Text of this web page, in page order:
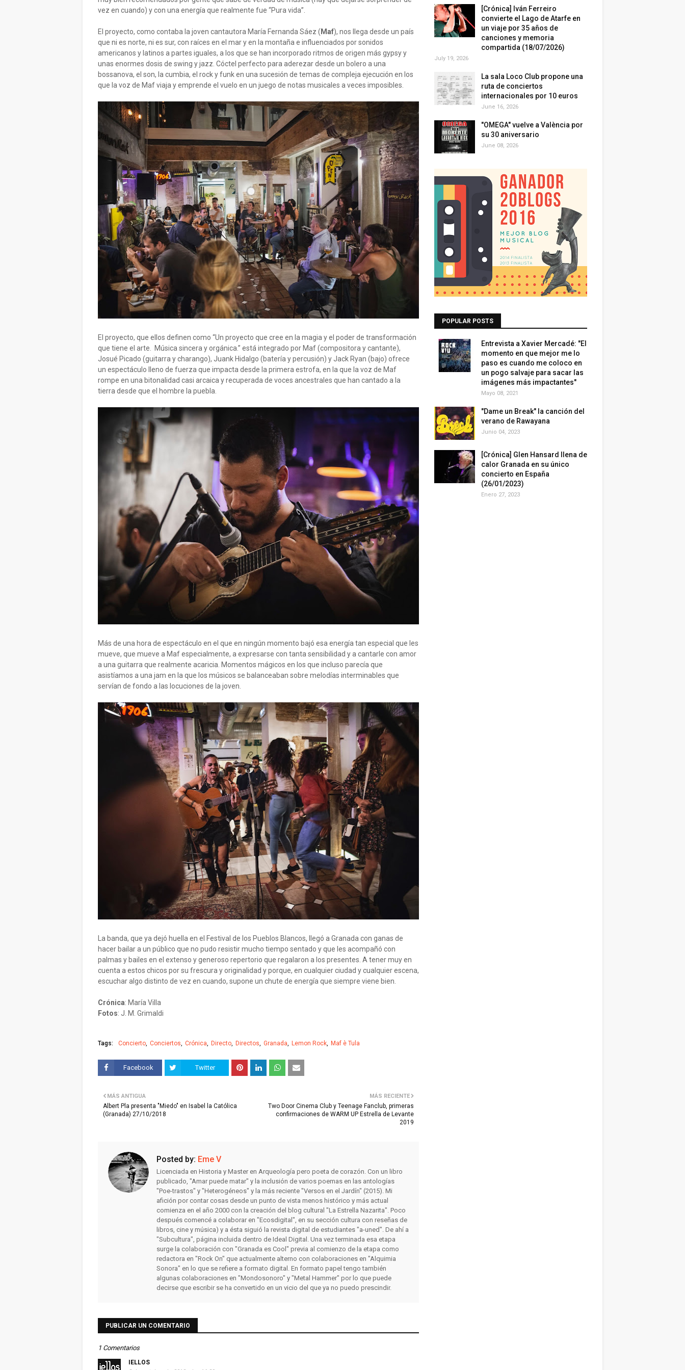
vez en cuando) y con una energía que realmente fue “Pura vida”.
El proyecto, como contaba la joven cantautora María Fernanda Sáez ( Maf), nos llega desde un país
que ni es norte, ni es sur, con raíces en el mar y en la montaña e influenciados por sonidos
americanos y latinos a partes iguales, a los que se han incorporado ritmos de origen más gypsy y
unas enormes dosis de swing y jazz. Cóctel perfecto para aderezar desde un bolero a una
bossanova, el son, la cumbia, el rock y funk en una sucesión de temas de compleja ejecución en los
que la voz de Maf viaja y emprende el vuelo en un juego de notas musicales a veces imposibles.
El proyecto, que ellos definen como “Un proyecto que cree en la magia y el poder de transformación
que tiene el arte. Música sincera y orgánica.” está integrado por Maf (compositora y cantante),
Josué Picado (guitarra y charango), Juank Hidalgo (batería y percusión) y Jack Ryan (bajo) ofrece
un espectáculo lleno de fuerza que impacta desde la primera estrofa, en la que la voz de Maf
rompe en una bitonalidad casi arcaica y recuperada de voces ancestrales que han cantado a la
tierra desde que el hombre la puebla.
Más de una hora de espectáculo en el que en ningún momento bajó esa energía tan especial que les
mueve, que mueve a Maf especialmente, a expresarse con tanta sensibilidad y a cantarle con amor
a una guitarra que realmente acaricia. Momentos mágicos en los que incluso parecía que
asistíamos a una jam en la que los músicos se balanceaban sobre melodías interminables que
servían de fondo a las locuciones de la joven.
La banda, que ya dejó huella en el Festival de los Pueblos Blancos, llegó a Granada con ganas de
hacer bailar a un público que no pudo resistir mucho tiempo sentado y que les acompañó con
palmas y bailes en el extenso y generoso repertorio que regalaron a los presentes. A tener muy en
cuenta a estos chicos por su frescura y originalidad y porque, en cualquier ciudad y cualquier escena,
escuchar algo distinto de vez en cuando, supone un chute de energía que siempre viene bien.
Crónica: María Villa
Fotos: J. M. Grimaldi
Tags: Concierto Conciertos Crónica Directo Directos Granada Lemon Rock Maf è Tula
Facebook Twitter
MÁS RECIENTE
Two Door Cinema Club y Teenage Fanclub, primeras
confirmaciones de WARM UP Estrella de Levante
2019
MÁS ANTIGUA
Albert Pla presenta "Miedo" en Isabel la Católica
(Granada) 27/10/2018
Posted by: Eme V
Licenciada en Historia y Master en Arqueología pero poeta de corazón. Con un libro
publicado, "Amar puede matar" y la inclusión de varios poemas en las antologías
"Poe-trastos" y "Heterogéneos" y la más reciente "Versos en el Jardín" (2015). Mi
afición por contar cosas desde un punto de vista menos histórico y más actual
comienza en el año 2000 con la creación del blog cultural "La Estrella Nazarita". Poco
después comencé a colaborar en "Ecosdigital", en su sección cultura con reseñas de
libros, cine y música) y a ésta siguió la revista digital de estudiantes "a-uned". De ahí a
"Subcultura", página incluida dentro de Ideal Digital. Una vez terminada esa etapa
surge la colaboración con "Granada es Cool" previa al comienzo de la etapa como
redactora en "Rock On" que actualmente alterno con colaboraciones en "Alquimia
Sonora" en lo que se refiere a formato digital. En formato papel tengo también
algunas colaboraciones en "Mondosonoro" y "Metal Hammer" por lo que puede
decirse que escribir se ha convertido en un vicio del que ya no puedo prescindir.
PUBLICAR UN COMENTARIO
1 Comentarios
IELLOS
[Crónica] Iván Ferreiro
convierte el Lago de Atarfe en
un viaje por 35 años de
canciones y memoria
compartida (18/07/2026)
July 19, 2026
La sala Loco Club propone una
ruta de conciertos
internacionales por 10 euros
June 16, 2026
"OMEGA" vuelve a València por
su 30 aniversario
June 08, 2026
POPULAR POSTS
Entrevista a Xavier Mercadé: "El
momento en que mejor me lo
paso es cuando me coloco en
un pogo salvaje para sacar las
imágenes más impactantes"
Mayo 08, 2021
"Dame un Break" la canción del
verano de Rawayana
Junio 04, 2023
[Crónica] Glen Hansard llena de
calor Granada en su único
concierto en España
(26/01/2023)
Enero 27, 2023